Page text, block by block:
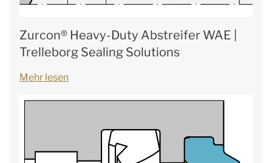
Zurcon® Heavy-Duty Abstreifer WAE |
Trelleborg Sealing Solutions
Mehr lesen